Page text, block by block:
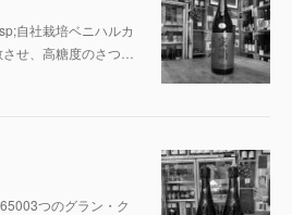
自社栽培ベニハルカ
せ、高糖度のさつ…
つのグラン・ク